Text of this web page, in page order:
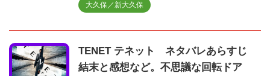
大久保／新大久保
TENET テネット ネタバレあらすじ
結末と感想など。不思議な回転ドア